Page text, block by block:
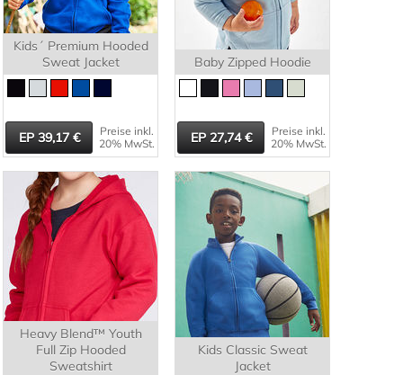
Kids´ Premium Hooded
Sweat Jacket
39,17
Preise inkl.
20% MwSt.
Baby Zipped Hoodie
27,74
Preise inkl.
20% MwSt.
Heavy Blend™ Youth
Full Zip Hooded
Sweatshirt
Kids Classic Sweat
Jacket